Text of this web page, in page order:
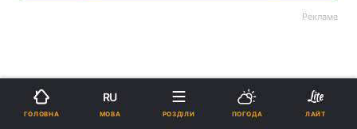
Реклама
ГОЛОВНА
RU
МОВА РОЗДІЛИ ПОГОДА ЛАЙТ